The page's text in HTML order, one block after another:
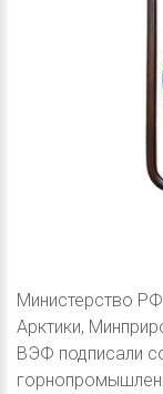
Министерство
Арктики,
ВЭФ подписали